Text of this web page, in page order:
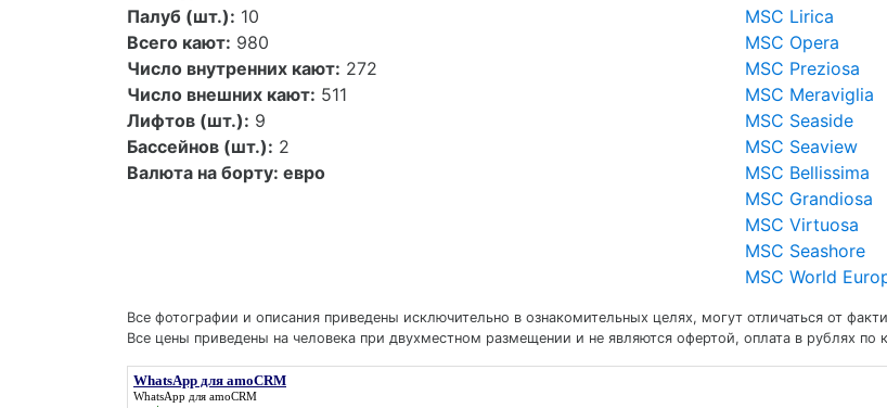
Палуб (шт.): 10
Всего кают: 980
Число внутренних кают: 272
Число внешних кают: 511
Лифтов (шт.): 9
Бассейнов (шт.): 2
Валюта на борту: евро
MSC Lirica
MSC Opera
MSC Preziosa
MSC Meraviglia
MSC Seaside
MSC Seaview
MSC Bellissima
MSC Grandiosa
MSC Virtuosa
MSC Seashore
MSC World
Все фотографии и описания приведены исключительно в ознакомительных целях, могут отличаться от
Все цены приведены на человека при двухместном размещении и не являются офертой, оплата в рублях по
WhatsApp для amoCRM
WhatsApp для amoCRM